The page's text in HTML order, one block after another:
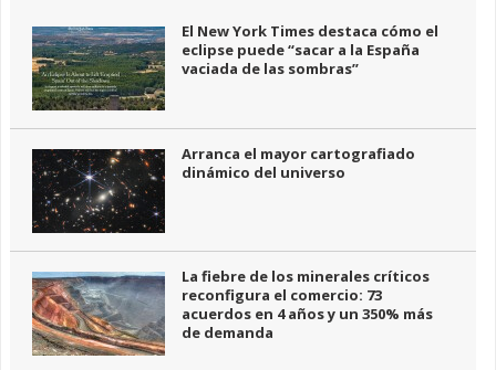
El New York Times destaca cómo el
eclipse puede “sacar a la España
vaciada de las sombras”
Arranca el mayor cartografiado
dinámico del universo
La fiebre de los minerales críticos
reconfigura el comercio: 73
acuerdos en 4 años y un 350% más
de demanda